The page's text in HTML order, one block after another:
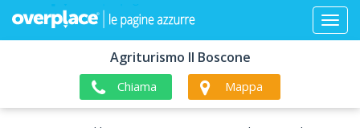
Agriturismo Il Boscone
Chiama Mappa